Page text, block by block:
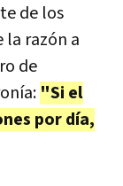
de los
la razón a
de
"Si el
por día,